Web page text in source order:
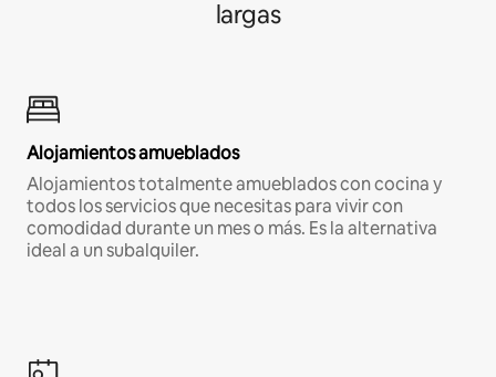
largas
Alojamientos amueblados
Alojamientos totalmente amueblados con cocina y
todos los servicios que necesitas para vivir con
comodidad durante un mes o más. Es la alternativa
ideal a un subalquiler.